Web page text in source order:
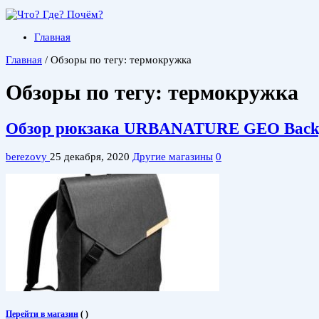
Главная
Главная / Обзоры по тегу: термокружка
Обзоры по тегу: термокружка
Обзор рюкзака URBANATURE GEO
berezovy 25 декабря, 2020 Другие магазины 0
Перейти в магазин ( )